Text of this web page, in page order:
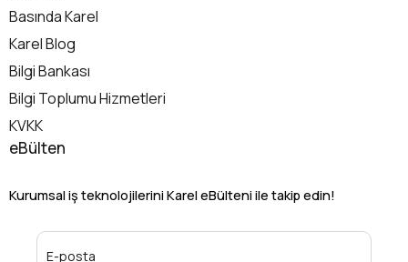
Basında Karel
Karel Blog
Bilgi Bankası
Bilgi Toplumu Hizmetleri
KVKK
eBülten
Kurumsal iş teknolojilerini Karel eBülteni ile takip edin!